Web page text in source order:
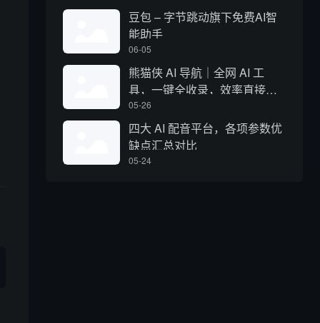
豆包 – 字节跳动旗下免费AI智
能助手
06-05
熊猫侠 AI 导航｜全网 AI 工
具，一键全收录，效率直接拉
满
05-26
四大 AI 配音平台，各项参数优
缺点汇总对比
05-24